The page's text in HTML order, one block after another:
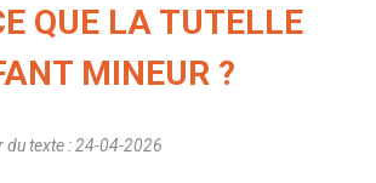
QUE LA TUTELLE
MINEUR ?
du texte : 24-04-2026